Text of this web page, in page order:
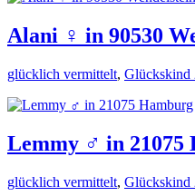
Alani ♀️ in 90530
glücklich vermittelt, Glückskind
Lemmy ♂️ in 21075
glücklich vermittelt, Glückskind